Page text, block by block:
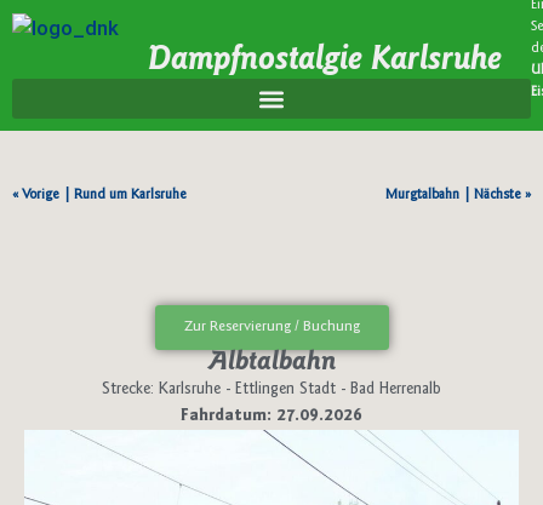
Dampfnostalgie Karlsruhe
« Vorige | Rund um Karlsruhe Murgtalbahn | Nächste »
Zur Reservierung / Buchung
Albtalbahn
Strecke: Karlsruhe - Ettlingen Stadt - Bad Herrenalb
Fahrdatum: 27.09.2026